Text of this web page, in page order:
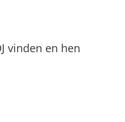
vinden en hen